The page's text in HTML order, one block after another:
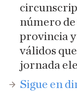
número
provincia
válidos
jornada
Sigue en